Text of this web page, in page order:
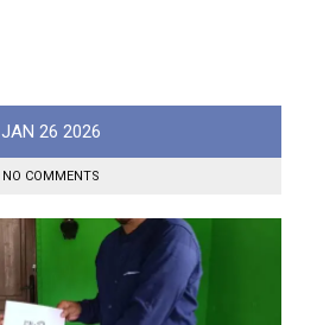
JAN 26 2026
NO COMMENTS